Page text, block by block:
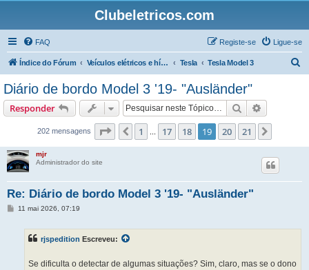
Clubeletricos.com
FAQ Ligue-se
Registe-se
Índice do Fórum Veículos elétricos e híbridos plug-in Tesla Tesla Model 3
Diário de bordo Model 3 '19- "Ausländer"
Responder Pesquisar
202 mensagens Página 19de21
Anterior
1 17 18 19 20 21
mjr
Administrador do site
Re: Diário de bordo Model 3 '19- "Ausländer"
M11 mai 2026, 07:19
rjspedition Escreveu:
Se dificulta o detectar de algumas situações? Sim, claro, mas se o dono